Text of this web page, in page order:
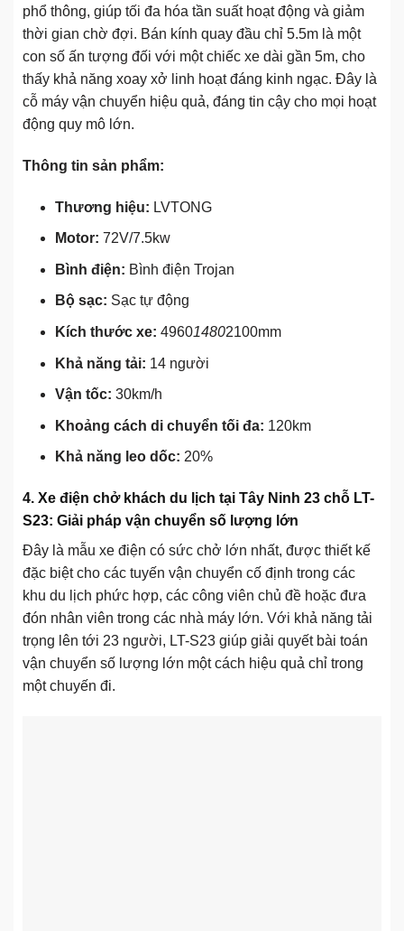
phổ thông, giúp tối đa hóa tần suất hoạt động và giảm
thời gian chờ đợi. Bán kính quay đầu chỉ 5.5m là một
con số ấn tượng đối với một chiếc xe dài gần 5m, cho
thấy khả năng xoay xở linh hoạt đáng kinh ngạc. Đây là
cỗ máy vận chuyển hiệu quả, đáng tin cậy cho mọi hoạt
động quy mô lớn.
Thông tin sản phẩm:
Thương hiệu: LVTONG
Motor: 72V/7.5kw
Bình điện: Bình điện Trojan
Bộ sạc: Sạc tự động
Kích thước xe: 496014802100mm
Khả năng tải: 14 người
Vận tốc: 30km/h
Khoảng cách di chuyển tối đa: 120km
Khả năng leo dốc: 20%
4. Xe điện chở khách du lịch tại Tây Ninh 23 chỗ LT-
S23: Giải pháp vận chuyển số lượng lớn
Đây là mẫu xe điện có sức chở lớn nhất, được thiết kế
đặc biệt cho các tuyến vận chuyển cố định trong các
khu du lịch phức hợp, các công viên chủ đề hoặc đưa
đón nhân viên trong các nhà máy lớn. Với khả năng tải
trọng lên tới 23 người, LT-S23 giúp giải quyết bài toán
vận chuyển số lượng lớn một cách hiệu quả chỉ trong
một chuyến đi.